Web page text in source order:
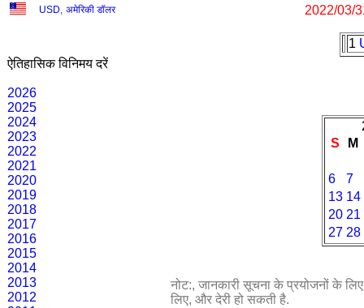
USD अमेरिकी डॉलर
ऐतिहासिक विनिमय दरें
2026
2025
2024
2023
2022
2021
2020
2019
2018
2017
2016
2015
2014
2013
2012
2022/03/
1
S
M
6
7
13 14
20 21
27 28
नोट:, जानकारी सूचना के प्रयोजनों के लिए
लिए, और देरी हो सकती है.